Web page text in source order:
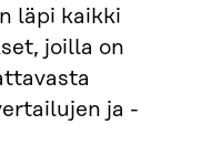
läpi kaikki
joilla on
ja -